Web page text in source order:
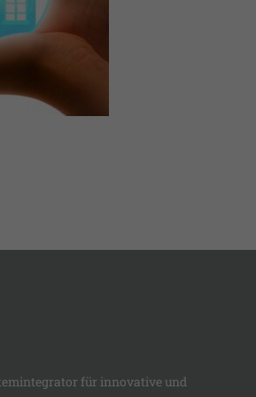
für innovative und